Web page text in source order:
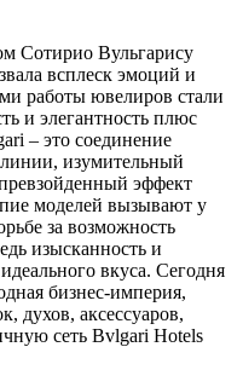
Сотирио Вульгарису
всплеск эмоций и
работы ювелиров стали
и элегантность плюс
– это соединение
изумительный
эффект
моделей вызывают у
за возможность
изысканность и
вкуса. Сегодня
бизнес-империя,
духов, аксессуаров,
сеть Bvlgari Hotels